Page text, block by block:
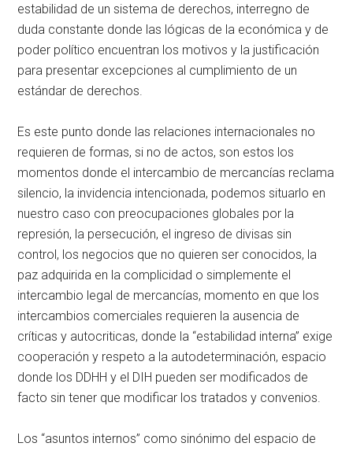
estabilidad de un sistema de derechos, interregno de
duda constante donde las lógicas de la económica y de
poder político encuentran los motivos y la justificación
para presentar excepciones al cumplimiento de un
estándar de derechos.
Es este punto donde las relaciones internacionales no
requieren de formas, si no de actos, son estos los
momentos donde el intercambio de mercancías reclama
silencio, la invidencia intencionada, podemos situarlo en
nuestro caso con preocupaciones globales por la
represión, la persecución, el ingreso de divisas sin
control, los negocios que no quieren ser conocidos, la
paz adquirida en la complicidad o simplemente el
intercambio legal de mercancías, momento en que los
intercambios comerciales requieren la ausencia de
críticas y autocriticas, donde la “estabilidad interna” exige
cooperación y respeto a la autodeterminación, espacio
donde los DDHH y el DIH pueden ser modificados de
facto sin tener que modificar los tratados y convenios.
Los “asuntos internos” como sinónimo del espacio de